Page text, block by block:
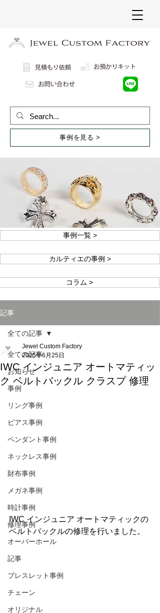
事例を見る >
事例一覧 >
カルティエの事例 >
コラム >
記事
全ての記事
お知らせ
事例
リング事例
ピアス事例
ペンダント事例
ネックレス事例
財布事例
メガネ事例
時計事例
修理事例
オーバーホール
記事
ブレスレット事例
チェーン
オリジナル
全ての記事
IWC インジュニア オートマティッ
ク ベルトバックル クラスプ 修理
Jewel Custom Factory
2025年6月25日
IWC インジュニア オートマティックの
ベルトバックルの修理を行いました。